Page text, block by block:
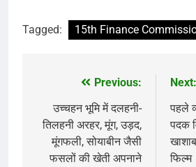
Tagged: 15th Finance
navigation
Previous:
उच्चहन भूमि में दलहनी-
तिलहनी अरहर, मूंग, उड़द,
मूंगफली, सोयाबीन जैसी
फसलों की खेती अपनाने
Next:
पहले
पदक
फिल्म